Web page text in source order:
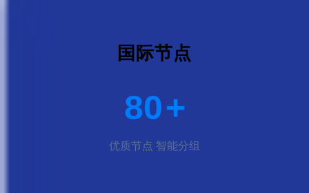
国际节点
80+
优质节点 智能分组